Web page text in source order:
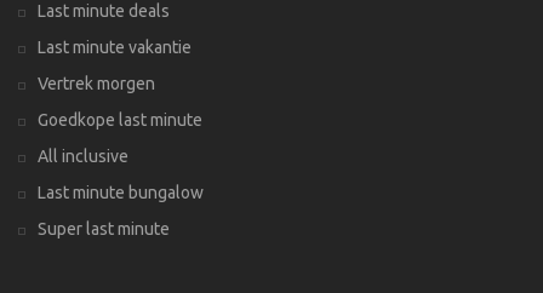
Last minute deals
Last minute vakantie
Vertrek morgen
Goedkope last minute
All inclusive
Last minute bungalow
Super last minute